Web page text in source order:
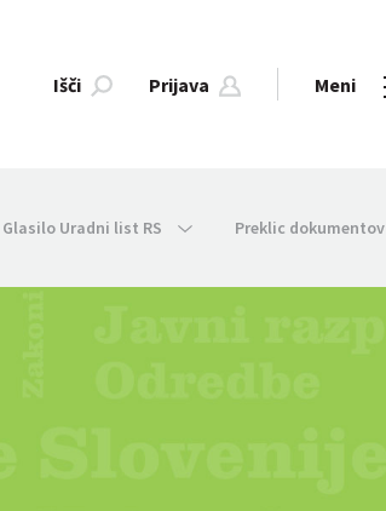
Išči Prijava Meni
Glasilo Uradni list RS Preklic dokumentov